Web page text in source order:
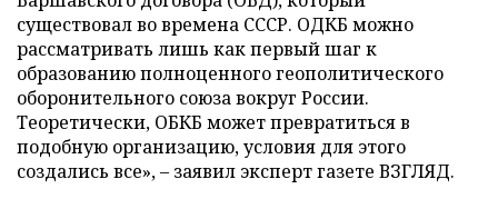
существовал во времена СССР. ОДКБ можно
рассматривать лишь как первый шаг к
образованию полноценного геополитического
оборонительного союза вокруг России.
Теоретически, ОБКБ может превратиться в
подобную организацию, условия для этого
создались все», – заявил эксперт газете ВЗГЛЯД.